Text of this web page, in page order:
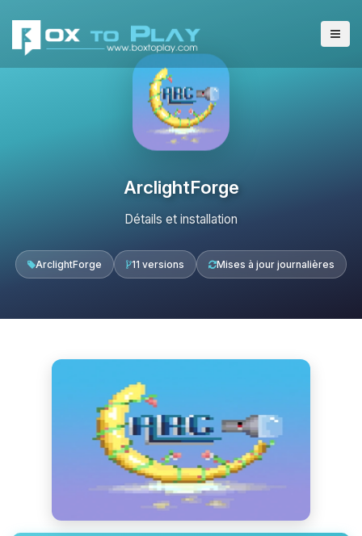
ArclightForge
Détails et installation
ArclightForge 11 versions Mises à jour journalières